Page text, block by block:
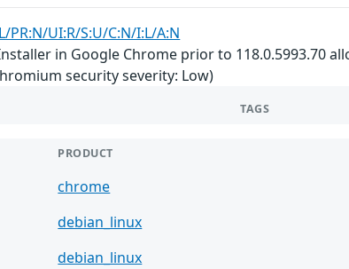
PR:N/UI:R/S:U/C:N/I:L/A:N
in Google Chrome prior to 118.0.5993.70
security severity: Low)
TAGS
PRODUCT
chrome
debian_linux
debian_linux